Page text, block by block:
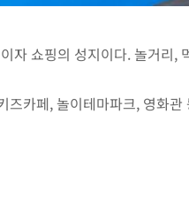
쇼핑의 성지이다. 놀거리,
카페, 놀이테마파크, 영화